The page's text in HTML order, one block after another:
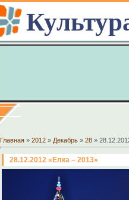
Главная » 2012 » Декабрь » 28 »
28.12.2012 «Елка – 2013»